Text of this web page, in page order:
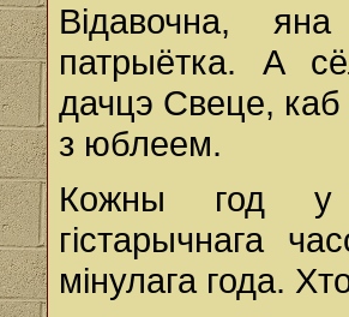
Відавочна,
патрыётка. А
дачцэ Свеце, каб
з юблеем.
Кожны год у
гістарычнага
мінулага года.